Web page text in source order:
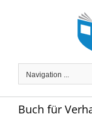
Navigation ...
Buch für